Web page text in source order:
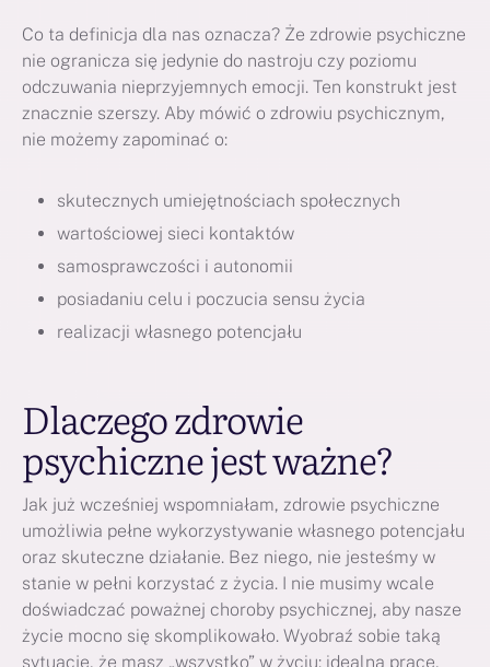
Co ta definicja dla nas oznacza? Że zdrowie psychiczne
nie ogranicza się jedynie do nastroju czy poziomu
odczuwania nieprzyjemnych emocji. Ten konstrukt jest
znacznie szerszy. Aby mówić o zdrowiu psychicznym,
nie możemy zapominać o:
skutecznych umiejętnościach społecznych
wartościowej sieci kontaktów
samosprawczości i autonomii
posiadaniu celu i poczucia sensu życia
realizacji własnego potencjału
Dlaczego zdrowie
psychiczne jest ważne?
Jak już wcześniej wspomniałam, zdrowie psychiczne
umożliwia pełne wykorzystywanie własnego potencjału
oraz skuteczne działanie. Bez niego, nie jesteśmy w
stanie w pełni korzystać z życia. I nie musimy wcale
doświadczać poważnej choroby psychicznej, aby nasze
życie mocno się skomplikowało. Wyobraź sobie taką
sytuację, że masz „wszystko” w życiu: idealną pracę,